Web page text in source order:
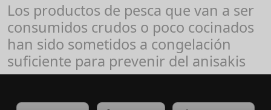
Los productos de pesca que van a ser
consumidos crudos o poco cocinados
han sido sometidos a congelación
suficiente para prevenir del anisakis